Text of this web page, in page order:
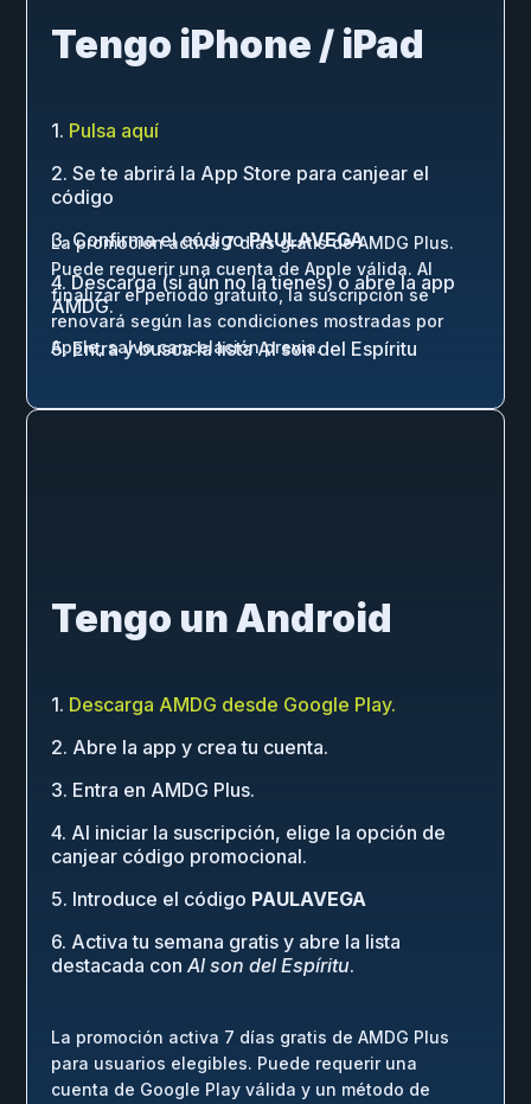
Tengo iPhone / iPad
1. Pulsa aquí
2. Se te abrirá la App Store para canjear el
código
3. Confirma el códigoPAULAVEGA
4. Descarga (si aún no la tienes) o abre la app
AMDG.
5. Entra y busca la lista Al son del Espíritu
La promoción activa 7 días gratis de AMDG Plus.
Puede requerir una cuenta de Apple válida. Al
finalizar el periodo gratuito, la suscripción se
renovará según las condiciones mostradas por
Apple, salvo cancelación previa.
Tengo un Android
1. Descarga AMDG desde Google Play.
2. Abre la app y crea tu cuenta.
3. Entra en AMDG Plus.
4. Al iniciar la suscripción, elige la opción de
canjear código promocional.
5. Introduce el código PAULAVEGA
6. Activa tu semana gratis y abre la lista
destacada conAl son del Espíritu.
La promoción activa 7 días gratis de AMDG Plus
para usuarios elegibles. Puede requerir una
cuenta de Google Play válida y un método de